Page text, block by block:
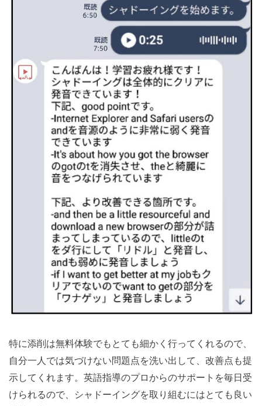
特に添削は無料体験でもとても細かく行ってくれるので、
自分一人では気づけない問題点を洗い出して、改善点も提
示してくれます。英語指導のプロからのサポートを毎日受
けられるので、シャドーイングを取り組むにはとても良い